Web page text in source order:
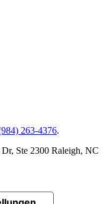
263-4376.
Ste 2300 Raleigh, NC